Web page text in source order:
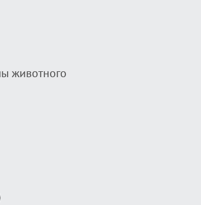
животного